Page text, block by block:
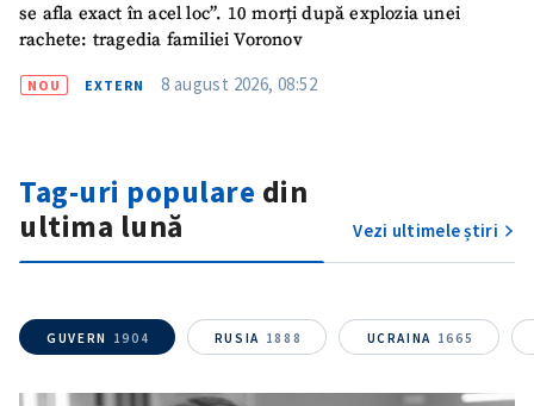
se afla exact în acel loc”. 10 morți după explozia unei
rachete: tragedia familiei Voronov
NOU EXTERN 8 august 2026, 08:52
Tag-uri populare din
ultima lună
Vezi ultimele știri
GUVERN 1904 RUSIA 1888 UCRAINA 1665